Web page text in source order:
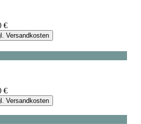
€
Versandkosten
€
Versandkosten